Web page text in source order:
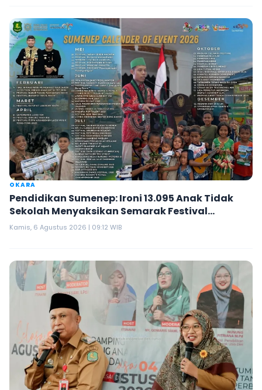
OKARA
Pendidikan Sumenep: Ironi 13.095 Anak Tidak
Sekolah Menyaksikan Semarak Festival
Kalender Event 2026
Kamis, 6 Agustus 2026 | 09:12 WIB